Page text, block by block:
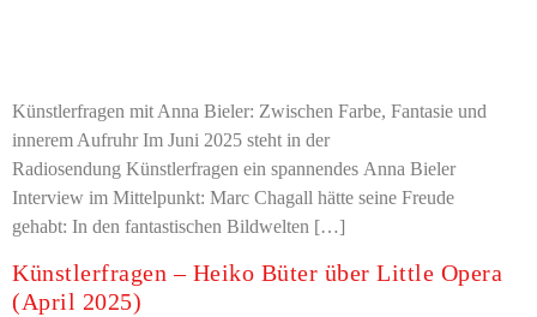
Künstlerfragen mit Anna Bieler: Zwischen Farbe, Fantasie und
innerem Aufruhr Im Juni 2025 steht in der
Radiosendung Künstlerfragen ein spannendes Anna Bieler
Interview im Mittelpunkt: Marc Chagall hätte seine Freude
gehabt: In den fantastischen Bildwelten […]
Künstlerfragen – Heiko Büter über Little Opera
(April 2025)